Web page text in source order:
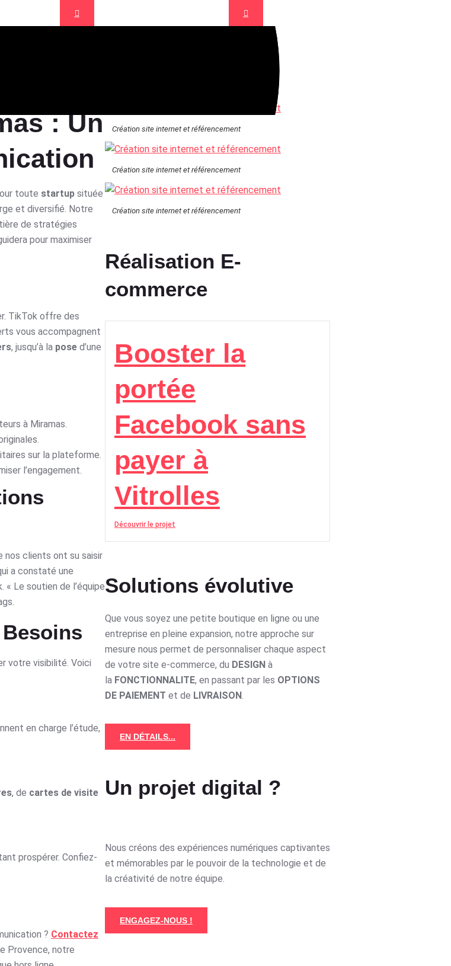
: Un
toute startup située
et diversifié. Notre
de stratégies
pour maximiser
TikTok offre des
vous accompagnent
, jusqu’à la pose d’une
à Miramas.
sur la plateforme.
l’engagement.
nos clients ont su saisir
a constaté une
Le soutien de l’équipe
votre visibilité. Voici
en charge l’étude,
, de cartes de visite
prospérer. Confiez-
? Contactez
Provence, notre
Création site internet et référencement
Création site internet et référencement
Création site internet et référencement
Réalisation E-
commerce
Booster la
portée
Facebook sans
payer à
Vitrolles
Découvrir le projet
Solutions évolutive
Que vous soyez une petite boutique en ligne ou une
entreprise en pleine expansion, notre approche sur
mesure nous permet de personnaliser chaque aspect
de votre site e-commerce, du DESIGNà
la FONCTIONNALITE, en passant par les OPTIONS
DE PAIEMENT et de LIVRAISON.
EN DÉTAILS...
Un projet digital ?
Nous créons des expériences numériques captivantes
et mémorables par le pouvoir de la technologie et de
la créativité de notre équipe.
ENGAGEZ-NOUS !